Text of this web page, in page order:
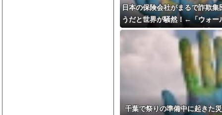
日本の保険会社がまるで詐欺集
うだと世界が騒然！←「ウォー
真っ青」（海外の反応）
千葉で祭りの準備中に起きた